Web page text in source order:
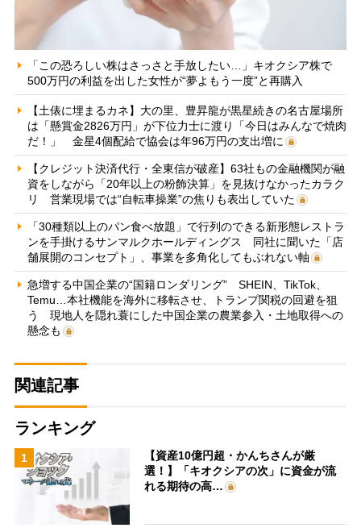
「この恐ろしい株はさっさと手放したい…」キオクシア株で
500万円の利益を出した女性が“夢よもう一度”と再購入
【土俵に埋まるカネ】大の里、豊昇龍が黒星続きの名古屋場所
は「懸賞金2826万円」が下位力士に渡り「今日はみんなで焼肉
だ！」 金星4個配給で協会は年96万円の支出増に
【クレジット決済代行・全東信が破産】63社もの金融機関が融
資をしながら「20年以上の粉飾決算」を見抜けなかったカラク
リ 営業現場では“自転車操業”の焦りも表出していた
「30種類以上のパン食べ放題」で行列のできる新形態レストラ
ンを手掛けるサンマルクホールディングス 同社に聞いた「店
舗展開のコンセプト」、事業を多角化してもぶれない軸
急増する中国企業の“国籍ロンダリング” SHEIN、TikTok、
Temu…本社機能を海外に移転させ、トランプ関税の回避を狙
う 現地人を隠れ蓑にした中国企業の農業参入・土地取得への
懸念も
関連記事
ランキング
1
【資産10億円超・かんちさんが厳
選！】「キオクシアの次」に資金が流
れる期待の高…